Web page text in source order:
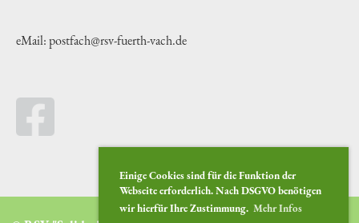
Einige Cookies sind für die Funktion der
Webseite erforderlich. Nach DSGVO benötigen
wir hierfür Ihre Zustimmung. Mehr Infos
eMail: postfach@rsv-fuerth-vach.de